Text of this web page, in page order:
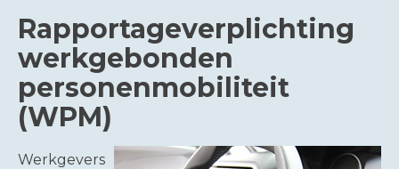
Rapportageverplichting
werkgebonden
personenmobiliteit
(WPM)
Werkgevers